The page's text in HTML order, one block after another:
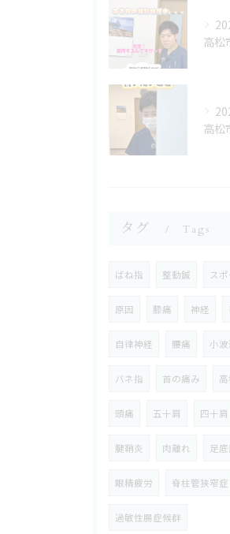
高松
高松
タグ Tags
ばね指 整動鍼 ス
原因 膝痛 神経
自律神経 腰痛 小
バネ指 首の痛み
頭痛 五十肩 四十肩
腱鞘炎 肉離れ 足
眼精疲労 脊柱管狭窄症
過敏性腸症候群